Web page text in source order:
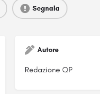
Segnala
Autore
Redazione QP